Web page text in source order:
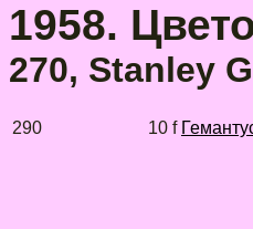
1958.
270, Stanley
290 10 f